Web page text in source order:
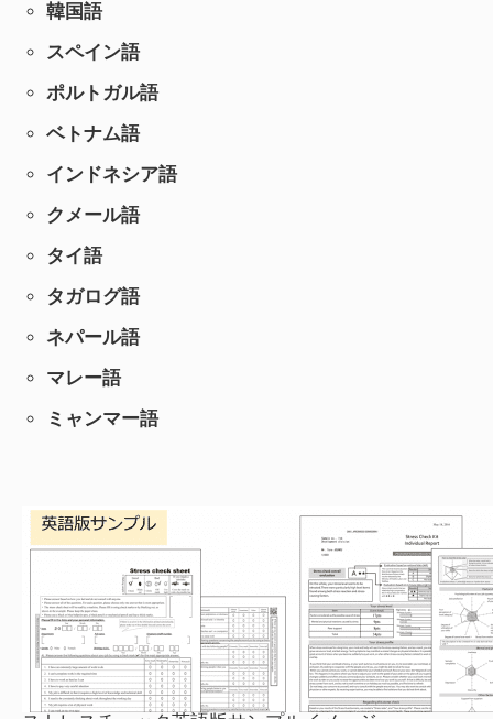
韓国語
スペイン語
ポルトガル語
ベトナム語
インドネシア語
クメール語
タイ語
タガログ語
ネパール語
マレー語
ミャンマー語